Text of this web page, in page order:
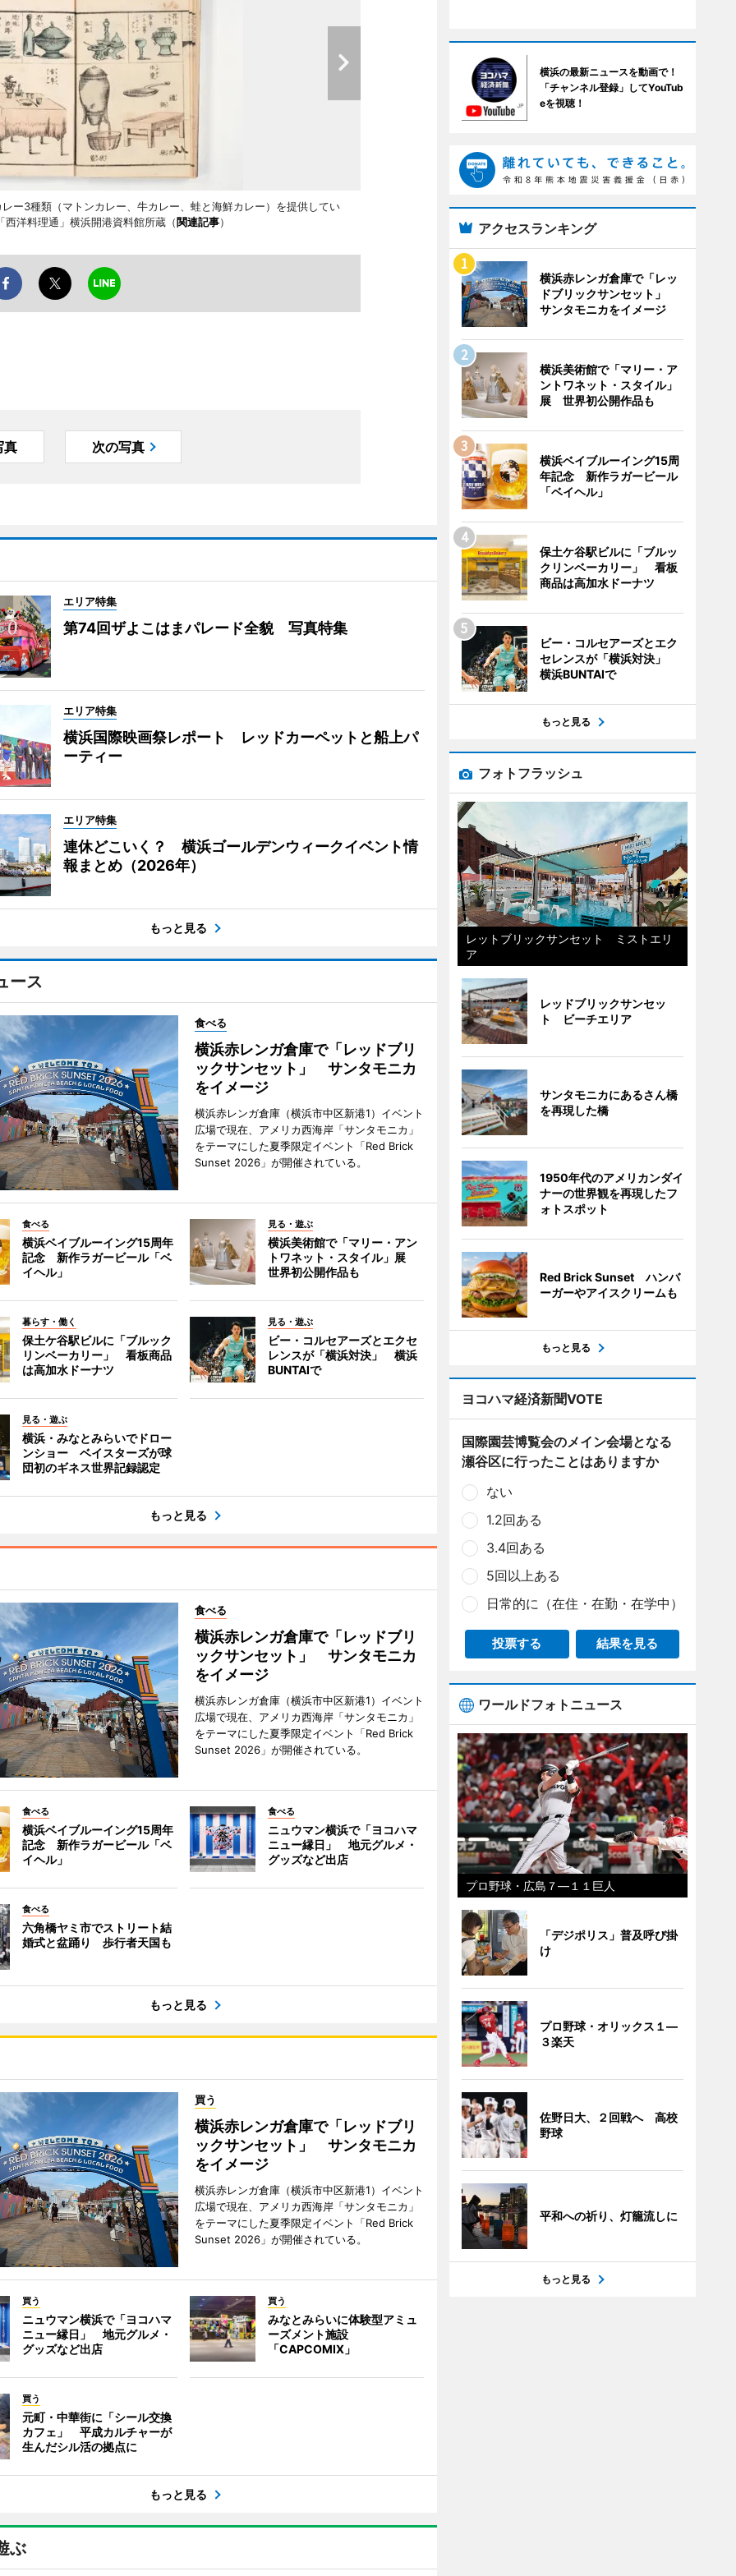
ー3種類（マトンカレー、牛カレー、蛙と海鮮カレー）を提供してい
洋料理通」横浜開港資料館所蔵（関連記事）
真 次の写真
エリア特集
第74回ザよこはまパレード全貌 写真特集
エリア特集
横浜国際映画祭レポート レッドカーペットと船上パ
ーティー
エリア特集
連休どこいく？ 横浜ゴールデンウィークイベント情
報まとめ（2026年）
もっと見る
ース
食べる
横浜赤レンガ倉庫で「レッドブリ
ックサンセット」 サンタモニカ
をイメージ
横浜赤レンガ倉庫（横浜市中区新港1）イベント
広場で現在、アメリカ西海岸「サンタモニカ」
をテーマにした夏季限定イベント「Red Brick
Sunset 2026」が開催されている。
食べる
横浜ベイブルーイング15周年
記念 新作ラガービール「ベ
イヘル」
見る・遊ぶ
横浜美術館で「マリー・アン
トワネット・スタイル」展
世界初公開作品も
暮らす・働く
保土ケ谷駅ビルに「ブルック
リンベーカリー」 看板商品
は高加水ドーナツ
見る・遊ぶ
ビー・コルセアーズとエクセ
レンスが「横浜対決」 横浜
BUNTAIで
見る・遊ぶ
横浜・みなとみらいでドロー
ンショー ベイスターズが球
団初のギネス世界記録認定
もっと見る
食べる
横浜赤レンガ倉庫で「レッドブリ
ックサンセット」 サンタモニカ
をイメージ
横浜赤レンガ倉庫（横浜市中区新港1）イベント
広場で現在、アメリカ西海岸「サンタモニカ」
をテーマにした夏季限定イベント「Red Brick
Sunset 2026」が開催されている。
食べる
横浜ベイブルーイング15周年
記念 新作ラガービール「ベ
イヘル」
食べる
ニュウマン横浜で「ヨコハマ
ニュー縁日」 地元グルメ・
グッズなど出店
食べる
六角橋ヤミ市でストリート結
婚式と盆踊り 歩行者天国も
もっと見る
買う
横浜赤レンガ倉庫で「レッドブリ
ックサンセット」 サンタモニカ
をイメージ
横浜赤レンガ倉庫（横浜市中区新港1）イベント
広場で現在、アメリカ西海岸「サンタモニカ」
をテーマにした夏季限定イベント「Red Brick
Sunset 2026」が開催されている。
買う
ニュウマン横浜で「ヨコハマ
ニュー縁日」 地元グルメ・
グッズなど出店
買う
みなとみらいに体験型アミュ
ーズメント施設
「CAPCOMIX」
買う
元町・中華街に「シール交換
カフェ」 平成カルチャーが
生んだシル活の拠点に
もっと見る
ぶ
横浜の最新ニュースを動画で！
「チャンネル登録」してYouTub
eを視聴！
アクセスランキング
横浜赤レンガ倉庫で「レッ
ドブリックサンセット」
サンタモニカをイメージ
横浜美術館で「マリー・ア
ントワネット・スタイル」
展 世界初公開作品も
横浜ベイブルーイング15周
年記念 新作ラガービール
「ベイヘル」
保土ケ谷駅ビルに「ブルッ
クリンベーカリー」 看板
商品は高加水ドーナツ
ビー・コルセアーズとエク
セレンスが「横浜対決」
横浜BUNTAIで
もっと見る
フォトフラッシュ
レットブリックサンセット ミストエリ
ア
レッドブリックサンセッ
ト ビーチエリア
サンタモニカにあるさん橋
を再現した橋
1950年代のアメリカンダイ
ナーの世界観を再現したフ
ォトスポット
Red Brick Sunset ハンバ
ーガーやアイスクリームも
もっと見る
ヨコハマ経済新聞VOTE
国際園芸博覧会のメイン会場となる
瀬谷区に行ったことはありますか
ない
1.2回ある
3.4回ある
5回以上ある
日常的に（在住・在勤・在学中）
投票する 結果を見る
ワールドフォトニュース
プロ野球・広島７―１１巨人
「デジポリス」普及呼び掛
け
プロ野球・オリックス１―
３楽天
佐野日大、２回戦へ 高校
野球
平和への祈り、灯籠流しに
もっと見る